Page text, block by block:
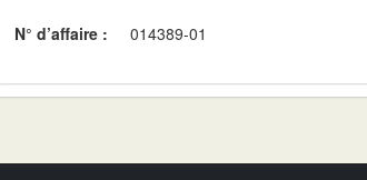
N° d’affaire : 014389-01